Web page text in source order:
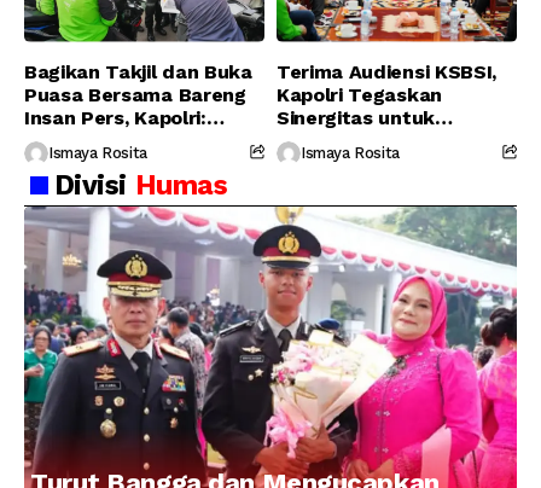
Bagikan Takjil dan Buka
Puasa Bersama Bareng
Insan Pers, Kapolri:
Suara Media Suara
Publik
Ismaya Rosita
Terima Audiensi KSBSI,
Kapolri Tegaskan
Sinergitas untuk
Perjuangkan Hak Buruh
Ismaya Rosita
Divisi Humas